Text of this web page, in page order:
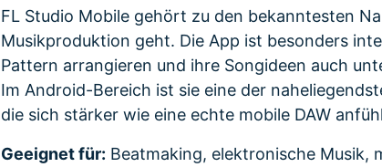
FL Studio Mobile gehört zu den bekanntesten
Musikproduktion geht. Die App ist besonders
Pattern arrangieren und ihre Songideen auch
Im Android-Bereich ist sie eine der
die sich stärker wie eine echte mobile DAW
Geeignet für: Beatmaking, elektronische Musik,